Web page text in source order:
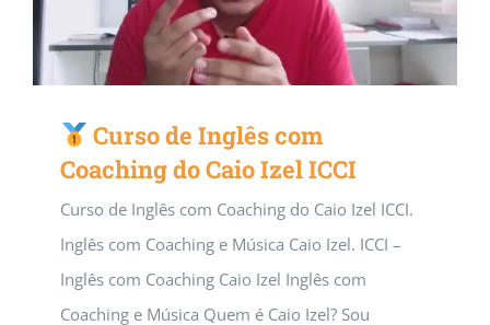
Curso de Inglês com
Coaching do Caio Izel ICCI
Curso de Inglês com Coaching do Caio Izel ICCI.
Inglês com Coaching e Música Caio Izel. ICCI –
Inglês com Coaching Caio Izel Inglês com
Coaching e Música Quem é Caio Izel? Sou